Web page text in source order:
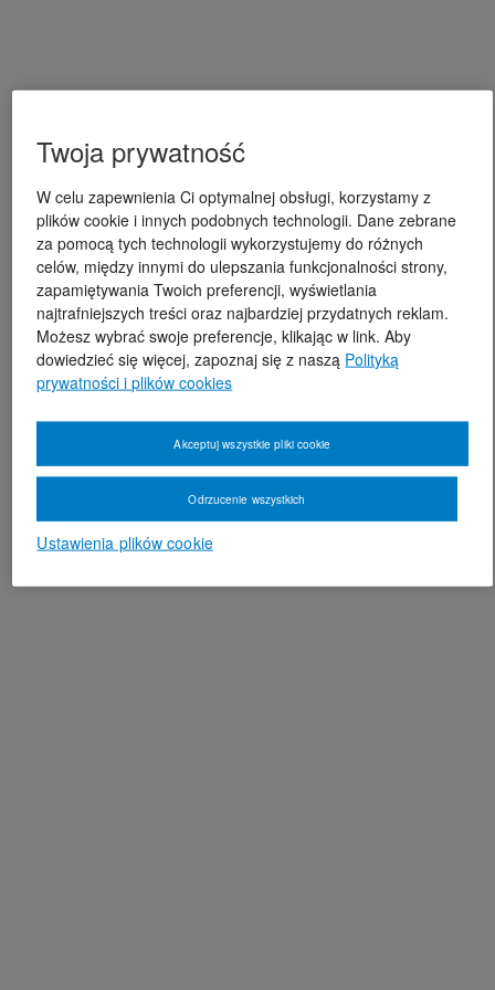
Twoja prywatność
W celu zapewnienia Ci optymalnej obsługi, korzystamy z
plików cookie i innych podobnych technologii. Dane zebrane
za pomocą tych technologii wykorzystujemy do różnych
celów, między innymi do ulepszania funkcjonalności strony,
zapamiętywania Twoich preferencji, wyświetlania
najtrafniejszych treści oraz najbardziej przydatnych reklam.
Możesz wybrać swoje preferencje, klikając w link. Aby
dowiedzieć się więcej, zapoznaj się z naszą Polityką
prywatności i plików cookies
Ustawienia plików cookie
Odrzucenie wszystkich
Akceptuj wszystkie pliki cookie